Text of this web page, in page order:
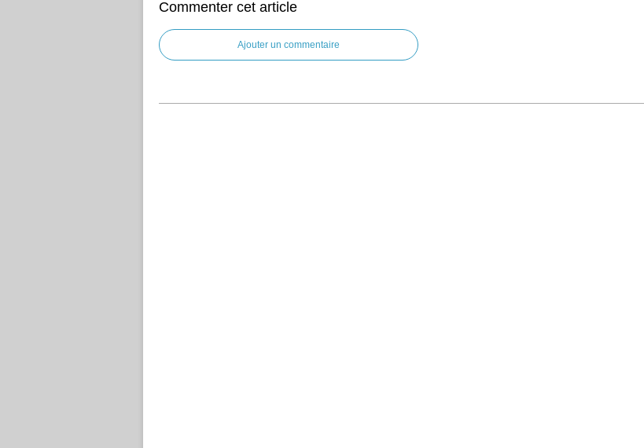
Commenter cet article
Ajouter un commentaire